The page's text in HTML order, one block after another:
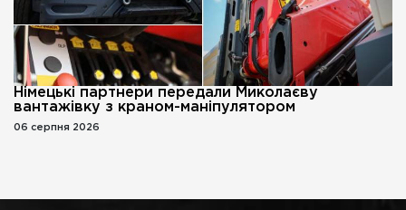
Німецькі партнери передали Миколаєву
вантажівку з краном-маніпулятором
06 серпня 2026